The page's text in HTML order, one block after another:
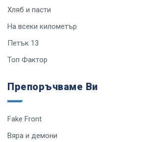
Хляб и пасти
На всеки километър
Петък 13
Топ Фактор
Препоръчваме Ви
Fake Front
Вяра и демони